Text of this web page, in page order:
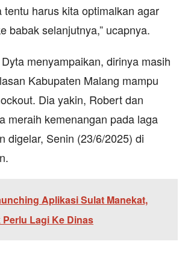
tentu harus kita optimalkan agar
babak selanjutnya,” ucapnya.
menyampaikan, dirinya masih
Kabupaten Malang mampu
Dia yakin, Robert dan
meraih kemenangan pada laga
digelar, Senin (23/6/2025) di
Aplikasi Sulat Manekat,
Perlu Lagi Ke Dinas